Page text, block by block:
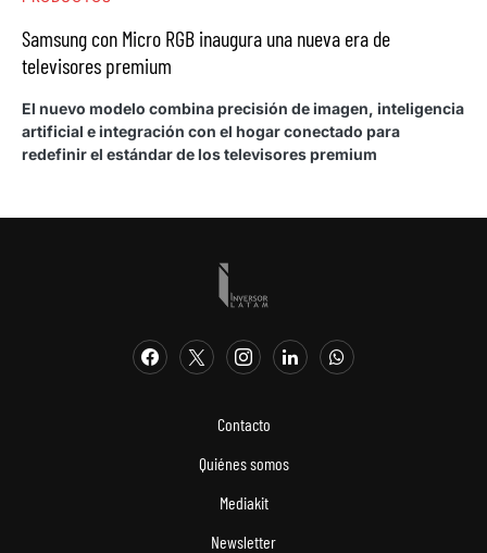
Samsung con Micro RGB inaugura una nueva era de
televisores premium
El nuevo modelo combina precisión de imagen, inteligencia
artificial e integración con el hogar conectado para
redefinir el estándar de los televisores premium
Contacto
Quiénes somos
Mediakit
Newsletter